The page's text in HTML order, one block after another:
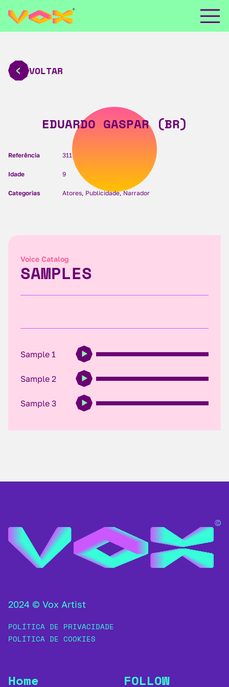
VOLTAR
EDUARDO GASPAR (BR)
Referência 311
Idade 9
Categorias Atores, Publicidade, Narrador
Voice Catalog
SAMPLES
Sample 1
Sample 2
Sample 3
2024 © Vox Artist
POLÍTICA DE PRIVACIDADE
POLÍTICA DE COOKIES
Home FOLLOW